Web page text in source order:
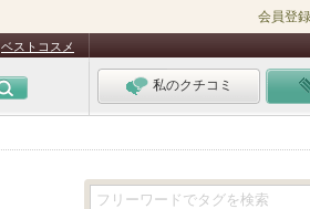
会員登
ベストコスメ
私のクチコミ